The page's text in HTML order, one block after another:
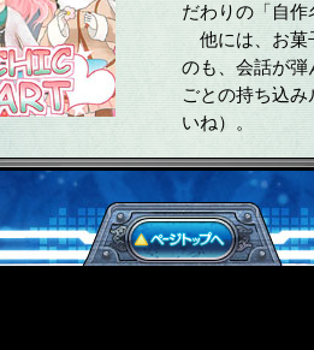
だわりの「自
他には、お菓
のも、会話が
ごとの持ち込
いね）。